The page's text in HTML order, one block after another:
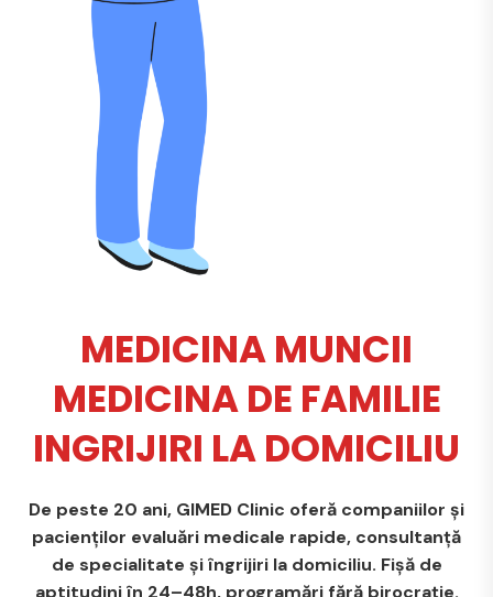
MEDICINA MUNCII
MEDICINA DE FAMILIE
INGRIJIRI LA DOMICILIU
De peste 20 ani, GIMED Clinic oferă companiilor și
pacienților evaluări medicale rapide, consultanță
de specialitate și îngrijiri la domiciliu. Fișă de
aptitudini în 24–48h, programări fără birocrație.